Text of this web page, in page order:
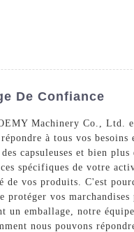
De Confiance
Machinery Co., Ltd.
à tous vos besoins
capsuleuses et bien plus
spécifiques de votre
vos produits. C'est
vos marchandises
un emballage, notre
nous pouvons